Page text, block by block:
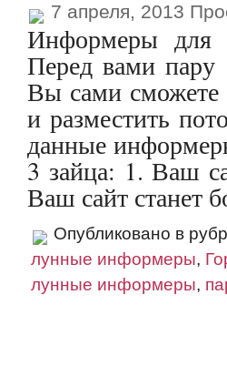
7 апреля, 2013
Информеры для
Перед вами пару
Вы сами сможете
и разместить
данные
3 зайца: 1. Ваш
Ваш сайт станет
Опубликовано в
лунные информеры,
лунные информеры,